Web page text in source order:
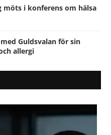
i konferens om hälsa
Guldsvalan för sin
allergi